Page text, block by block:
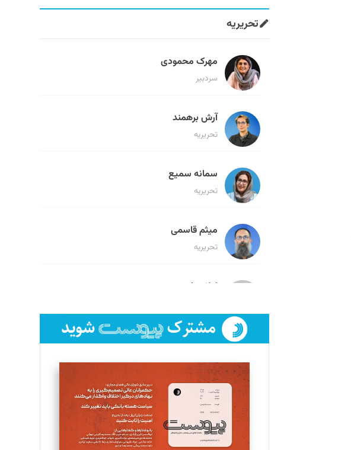
تحریریه
مهرک محمودی
سردبیر
آرش برهمند
تحریریه
سمانه سمیع
تحریریه
میثم قاسمی
تحریریه
لیلا حنارود
فائزه فتحی رستمی
تحریریه
سروش کرمیان
تحریریه